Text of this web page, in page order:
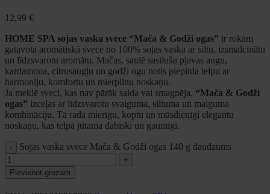
12,99 €
HOME SPA sojas vaska svece “Mača & Godži ogas” ir rokām
gatavota aromātiskā svece no 100% sojas vaska ar siltu, izsmalcinātu
un līdzsvarotu aromātu. Mačas, saulē sasilušu pļavas augu,
kardamona, citrusaugļu un godži ogu notis piepilda telpu ar
harmoniju, komfortu un mierpilnu noskaņu.
Ja meklē sveci, kas nav pārāk salda vai smagnēja, “Mača & Godži
ogas” izceļas ar līdzsvarotu svaiguma, siltuma un maiguma
kombināciju. Tā rada mierīgu, koptu un mūsdienīgi elegantu
noskaņu, kas telpā jūtama dabiski un gaumīgi.
Sojas vaska svece Mača & Godži ogas 140 g daudzums
Pievienot grozam